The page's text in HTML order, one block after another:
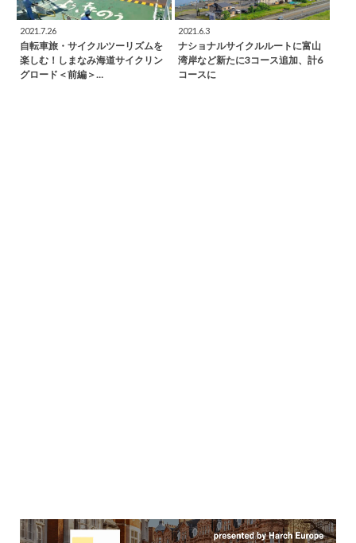
2021.7.26
自転車旅・サイクルツーリズムを
楽しむ！しまなみ海道サイクリン
グロード＜前編＞…
2021.6.3
ナショナルサイクルルートに富山
湾岸など新たに3コース追加、計6
コースに